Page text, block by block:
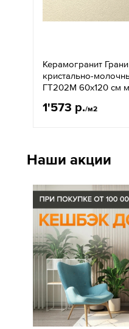
Керамогранит
кристально-
ГT202М 60х120 см
1'573 р./м2
Наши акции